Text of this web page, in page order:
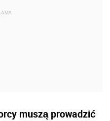
muszą prowadzić